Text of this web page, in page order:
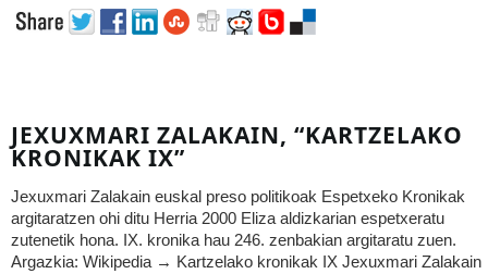
JEXUXMARI ZALAKAIN, “KARTZELAKO
KRONIKAK IX”
Jexuxmari Zalakain euskal preso politikoak Espetxeko Kronikak
argitaratzen ohi ditu Herria 2000 Eliza aldizkarian espetxeratu
zutenetik hona. IX. kronika hau 246. zenbakian argitaratu zuen.
Argazkia: Wikipedia → Kartzelako kronikak IX Jexuxmari Zalakain